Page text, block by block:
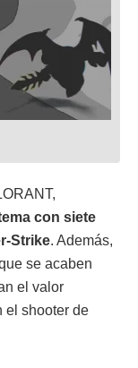
con siete
Strike. Además,
se acaben
el valor
el shooter de